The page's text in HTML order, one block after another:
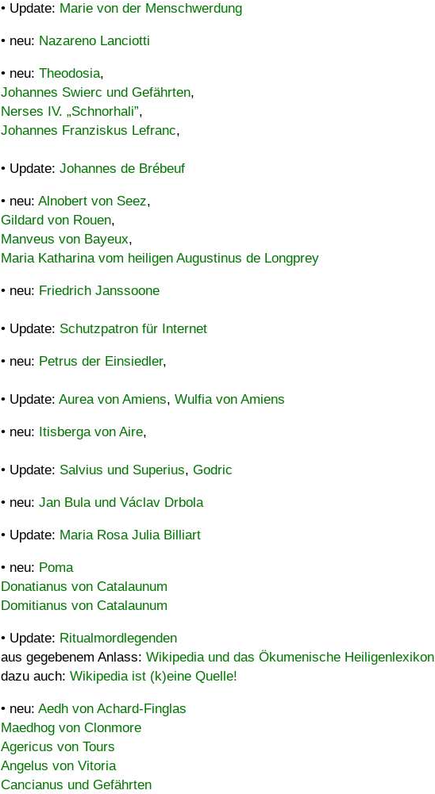
• Update: Marie von der Menschwerdung
• neu: Nazareno Lanciotti
• neu: Theodosia,
Johannes Swierc und Gefährten,
Nerses IV. „Schnorhali”,
Johannes Franziskus Lefranc,
• Update: Johannes de Brébeuf
• neu: Alnobert von Seez,
Gildard von Rouen,
Manveus von Bayeux,
Maria Katharina vom heiligen Augustinus de Longprey
• neu: Friedrich Janssoone
• Update: Schutzpatron für Internet
• neu: Petrus der Einsiedler,
• Update: Aurea von Amiens, Wulfia von Amiens
• neu: Itisberga von Aire,
• Update: Salvius und Superius, Godric
• neu: Jan Bula und Václav Drbola
• Update: Maria Rosa Julia Billiart
• neu: Poma
Donatianus von Catalaunum
Domitianus von Catalaunum
• Update: Ritualmordlegenden
aus gegebenem Anlass: Wikipedia und das Ökumenische Heiligenlexikon
dazu auch: Wikipedia ist (k)eine Quelle!
• neu: Aedh von Achard-Finglas
Maedhog von Clonmore
Agericus von Tours
Angelus von Vitoria
Cancianus und Gefährten